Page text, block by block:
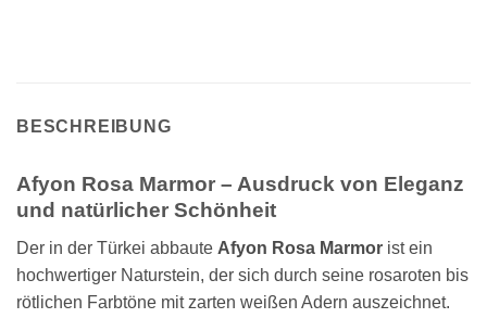
BESCHREIBUNG
Afyon Rosa Marmor – Ausdruck von Eleganz
und natürlicher Schönheit
Der in der Türkei abbaute Afyon Rosa Marmor ist ein
hochwertiger Naturstein, der sich durch seine rosaroten bis
rötlichen Farbtöne mit zarten weißen Adern auszeichnet.